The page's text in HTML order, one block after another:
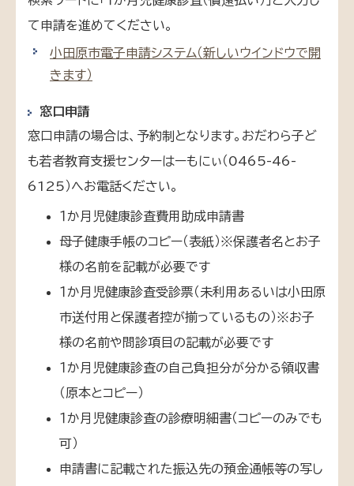
て申請を進めてください。
小田原市電子申請システム（新しいウインドウで開
きます）
窓口申請
窓口申請の場合は、予約制となります。おだわら子ど
も若者教育支援センターはーもにぃ（0465-46-
6125）へお電話ください。
１か月児健康診査費用助成申請書
母子健康手帳のコピー（表紙）※保護者名とお子
様の名前を記載が必要です
１か月児健康診査受診票（未利用あるいは小田原
市送付用と保護者控が揃っているもの）※お子
様の名前や問診項目の記載が必要です
１か月児健康診査の自己負担分が分かる領収書
（原本とコピー）
１か月児健康診査の診療明細書（コピーのみでも
可）
申請書に記載された振込先の預金通帳等の写し